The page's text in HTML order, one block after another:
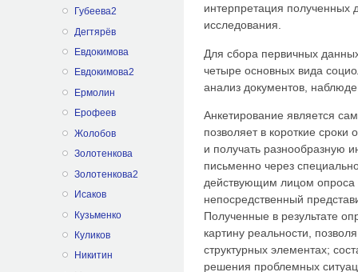
Губеева2
Дегтярёв
Евдокимова
Евдокимова2
Ермолин
Ерофеев
Жолобов
Золотенкова
Золотенкова2
Исаков
Кузьменко
Куликов
Никитин
интерпретация полученных
исследования.
Для сбора первичных
четыре основных вида
анализ документов,
Анкетирование является
позволяет в короткие
и получать разнообразную
письменно через
действующим лицом опроса
непосредственный
Полученные в результате
картину реальности,
структурных элементах;
решения проблемных